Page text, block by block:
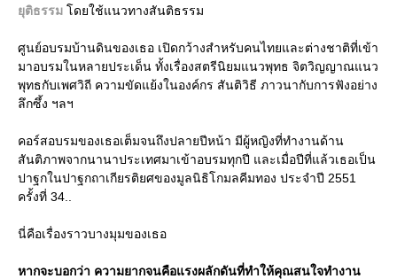
ยุติธรรม โดยใช้แนวทางสันติธรรม
ศูนย์อบรมบ้านดินของเธอ เปิดกว้างสำหรับคนไทยและต่างชาติที่เข้า
มาอบรมในหลายประเด็น ทั้งเรื่องสตรีนิยมแนวพุทธ จิตวิญญาณแนว
พุทธกับเพศวิถี ความขัดแย้งในองค์กร สันติวิธี ภาวนากับการฟังอย่าง
ลึกซึ้ง ฯลฯ
คอร์สอบรมของเธอเต็มจนถึงปลายปีหน้า มีผู้หญิงที่ทำงานด้าน
สันติภาพจากนานาประเทศมาเข้าอบรมทุกปี และเมื่อปีที่แล้วเธอเป็น
ปาฐกในปาฐกถาเกียรติยศของมูลนิธิโกมลคีมทอง ประจำปี 2551
ครั้งที่ 34..
นี่คือเรื่องราวบางมุมของเธอ
หากจะบอกว่า ความยากจนคือแรงผลักดันที่ทำให้คุณสนใจทำงาน